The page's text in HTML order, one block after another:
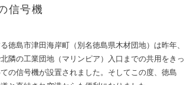
信号機
徳島市津田海岸町（別名徳島県木材団地）は昨年、
隣の工業団地（マリンピア）入口までの共用をきっ
の信号機が設置されました。そしてこの度、徳島